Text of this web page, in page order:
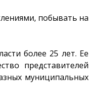
побывать на
более 25 лет. Ее
представителей
муниципальных